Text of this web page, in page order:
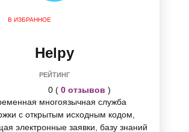
В ИЗБРАННОЕ
Helpy
РЕЙТИНГ
0 ( 0 отзывов )
многоязычная служба
с открытым исходным кодом,
электронные заявки, базу знаний